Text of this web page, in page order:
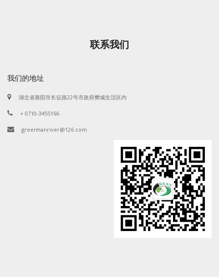
联系我们
我们的地址
湖北省襄阳市长征路22号市政府樊城生活区内
+ 0710-3455166
greenhanriver@126.com